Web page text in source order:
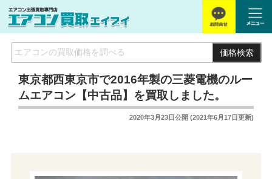
価格検索
東京都西東京市で2016年製の三菱電機のルー
ムエアコン【中古品】を買取しました。
2020年3月23日公開 (2021年6月17日更新)